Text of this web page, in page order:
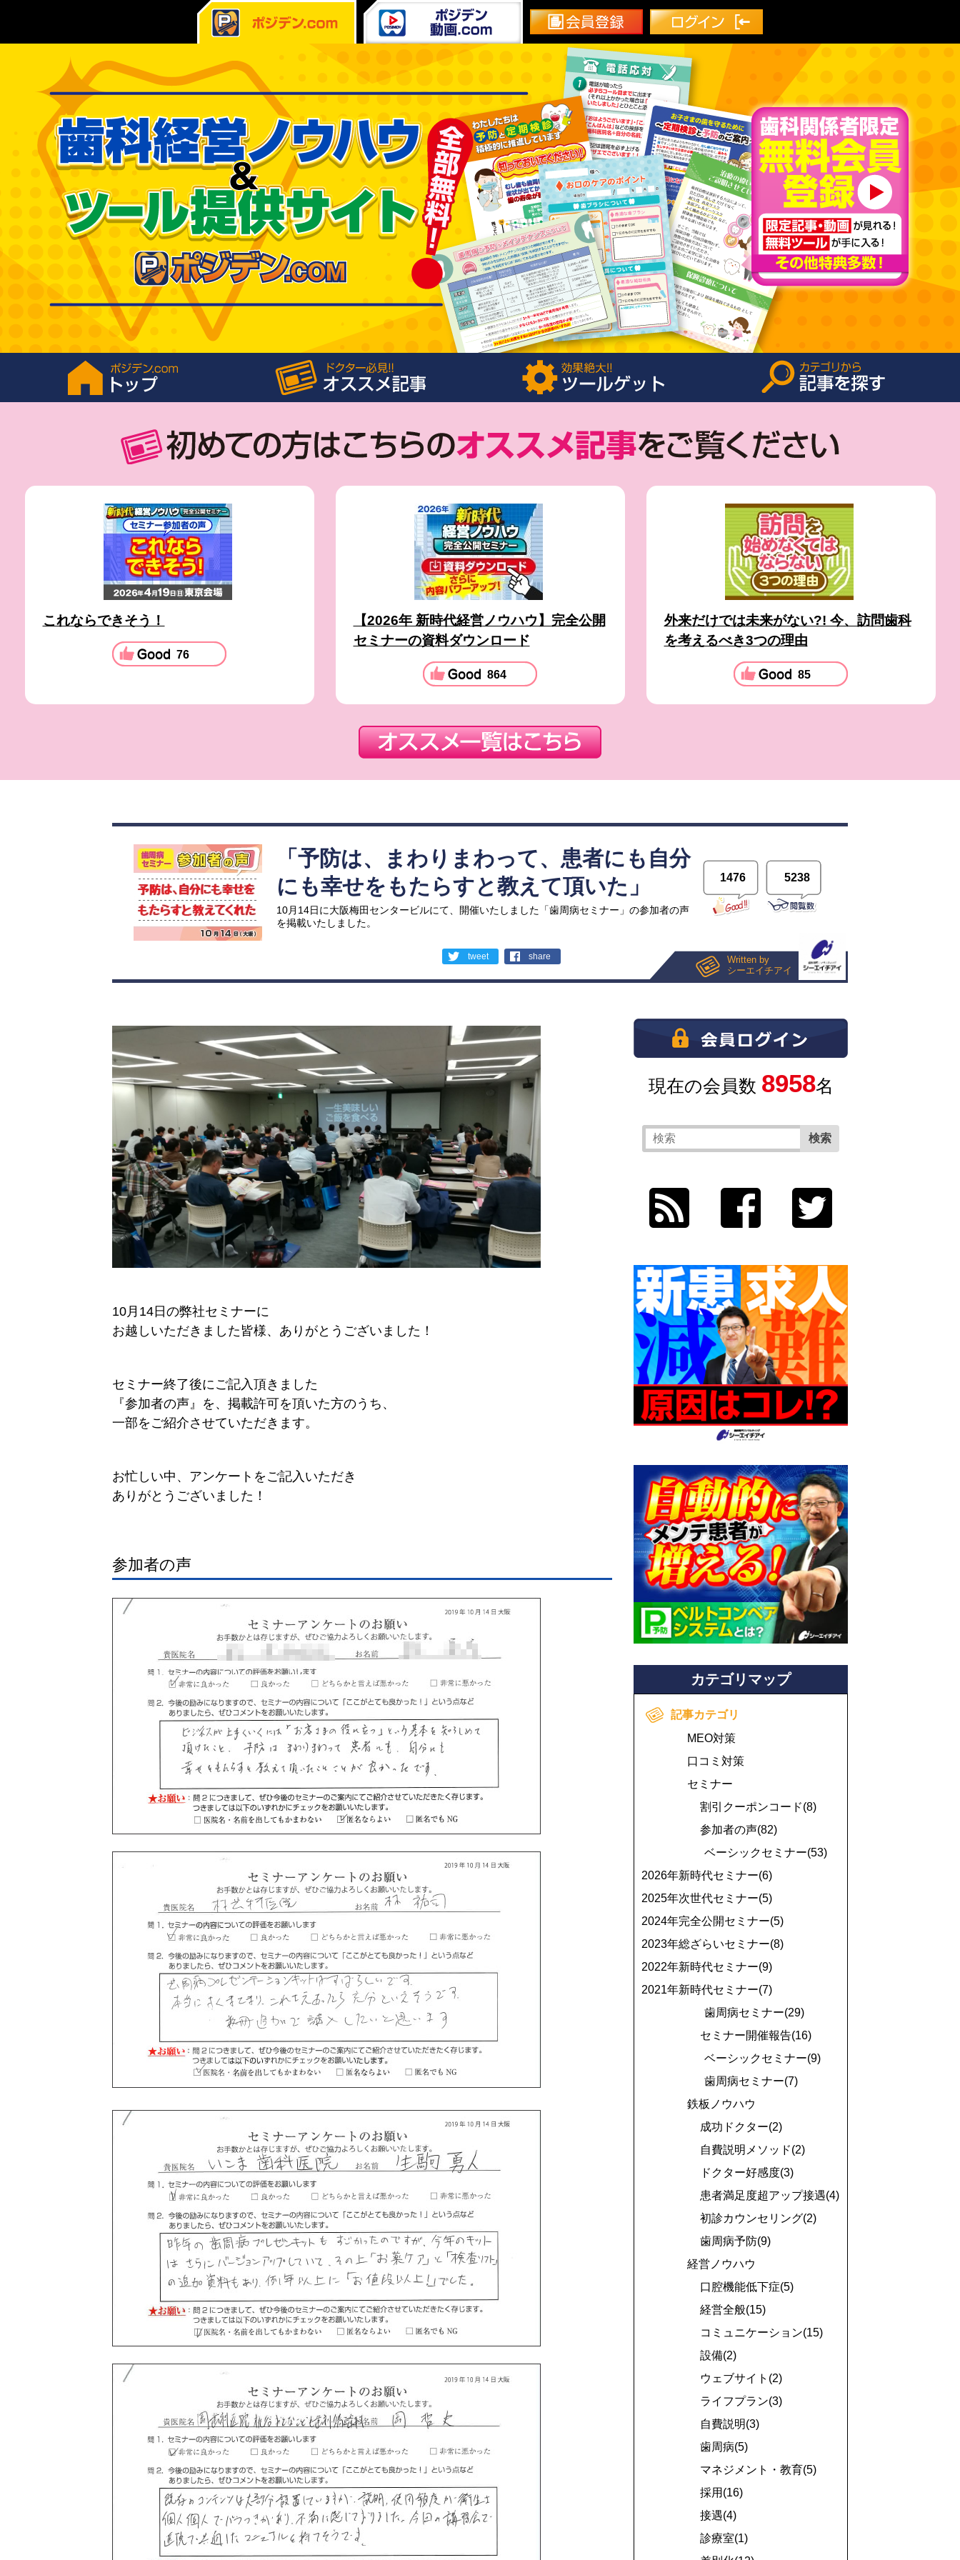
これならできそう！
76
【2026年 新時代経営ノウハウ】完全公開
セミナーの資料ダウンロード
864
外来だけでは未来がない?! 今、訪問歯科
を考えるべき3つの理由
85
「予防は、まわりまわって、患者にも自分
にも幸せをもたらすと教えて頂いた」
10月14日に大阪梅田センタービルにて、開催いたしました「歯周病セミナー」の参加者の声
を掲載いたしました。
5238
1476
tweet share
Written by
シーエイチアイ
10月14日の弊社セミナーに
お越しいただきました皆様、ありがとうございました！
セミナー終了後にご記入頂きました
『参加者の声』を、掲載許可を頂いた方のうち、
一部をご紹介させていただきます。
お忙しい中、アンケートをご記入いただき
ありがとうございました！
参加者の声
現在の会員数 8958名
カテゴリマップ
記事カテゴリ
MEO対策
口コミ対策
セミナー
割引クーポンコード(8)
参加者の声(82)
ベーシックセミナー(53)
2026年新時代セミナー(6)
2025年次世代セミナー(5)
2024年完全公開セミナー(5)
2023年総ざらいセミナー(8)
2022年新時代セミナー(9)
2021年新時代セミナー(7)
歯周病セミナー(29)
セミナー開催報告(16)
ベーシックセミナー(9)
歯周病セミナー(7)
鉄板ノウハウ
成功ドクター(2)
自費説明メソッド(2)
ドクター好感度(3)
患者満足度超アップ接遇(4)
初診カウンセリング(2)
歯周病予防(9)
経営ノウハウ
口腔機能低下症(5)
経営全般(15)
コミュニケーション(15)
設備(2)
ウェブサイト(2)
ライフプラン(3)
自費説明(3)
歯周病(5)
マネジメント・教育(5)
採用(16)
接遇(4)
診療室(1)